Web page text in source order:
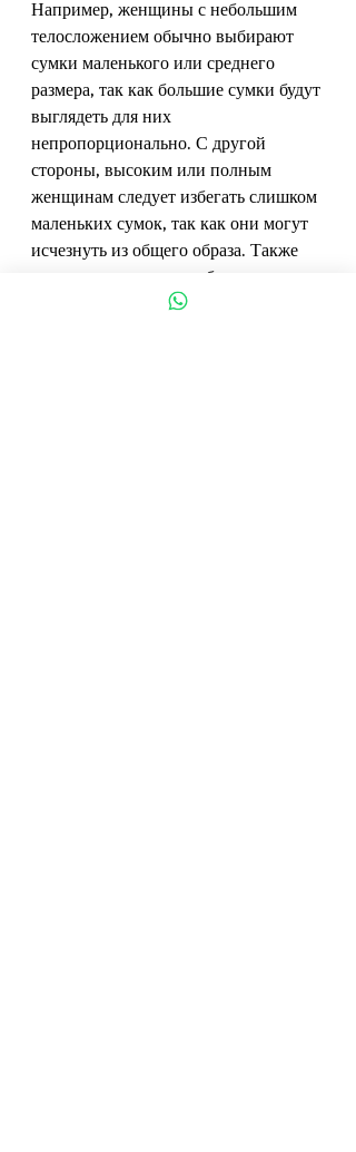
Например, женщины с небольшим
телосложением обычно выбирают
сумки маленького или среднего
размера, так как большие сумки будут
выглядеть для них
непропорционально. С другой
стороны, высоким или полным
женщинам следует избегать слишком
маленьких сумок, так как они могут
исчезнуть из общего образа. Также
важно правильно подобрать сумку по
цвету, которая подойдет к вашей